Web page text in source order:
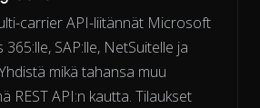
carrier API-liitännät Microsoft
365:lle, SAP:lle, NetSuitelle ja
mikä tahansa muu
REST API:n kautta. Tilaukset